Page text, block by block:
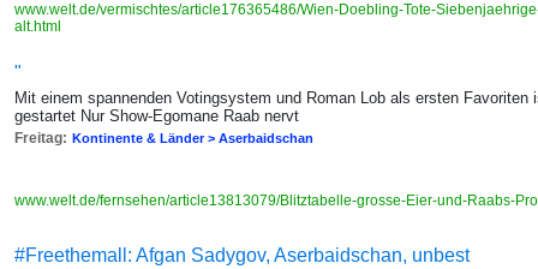
www.welt.de/vermischtes/article176365486/Wien-Doebling-Tote-
alt.html
"
Mit einem spannenden Votingsystem und Roman Lob als ersten
gestartet Nur Show-Egomane Raab nervt
Freitag: Kontinente & Länder > Aserbaidschan
www.welt.de/fernsehen/article13813079/Blitztabelle-grosse-Eier-und-Raabs-
#Freethemall: Afgan Sadygov, Aserbaidschan, unbest